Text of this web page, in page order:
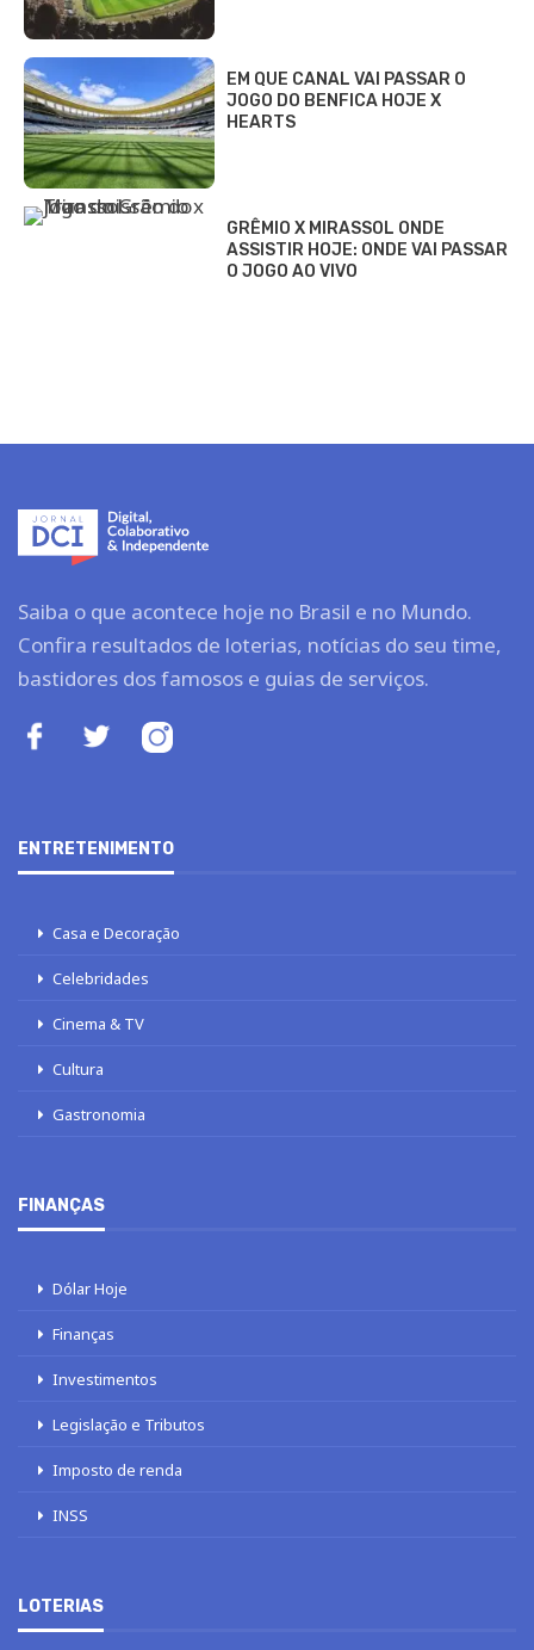
EM QUE CANAL VAI PASSAR O
JOGO DO BENFICA HOJE X
HEARTS
GRÊMIO X MIRASSOL ONDE
ASSISTIR HOJE: ONDE VAI PASSAR
O JOGO AO VIVO
Saiba o que acontece hoje no Brasil e no Mundo.
Confira resultados de loterias, notícias do seu time,
bastidores dos famosos e guias de serviços.
ENTRETENIMENTO
Casa e Decoração
Celebridades
Cinema & TV
Cultura
Gastronomia
FINANÇAS
Dólar Hoje
Finanças
Investimentos
Legislação e Tributos
Imposto de renda
INSS
LOTERIAS